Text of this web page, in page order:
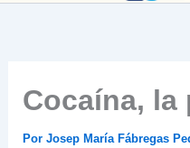
Cocaína, la
Por Josep María Fábregas